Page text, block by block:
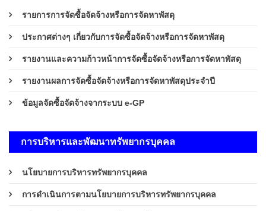
รายการการจัดซื้อจัดจ้างหรือการจัดหาพัสดุ
ประกาศต่างๆ เกี่ยวกับการจัดซื้อจัดจ้างหรือการจัดหาพัสดุ
รายงานและความก้าวหน้าการจัดซื้อจัดจ้างหรือการจัดหาพัสดุ
รายงานผลการจัดซื้อจัดจ้างหรือการจัดหาพัสดุประจำปี
ข้อมูลจัดซื้อจัดจ้างจากระบบ e-GP
การบริหารและพัฒนาทรัพยากรบุคคล
นโยบายการบริหารทรัพยากรบุคคล
การดำเนินการตามนโยบายการบริหารทรัพยากรบุคคล